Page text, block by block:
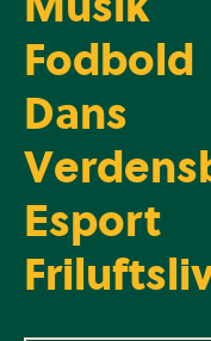
Fodbold
Dans
Esport